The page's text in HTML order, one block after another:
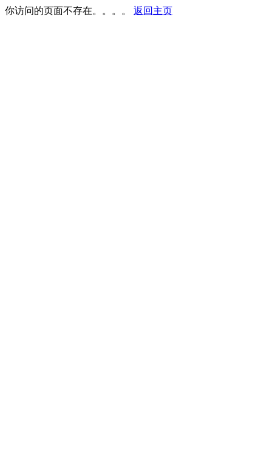
你访问的页面不存在。。。。 返回主页